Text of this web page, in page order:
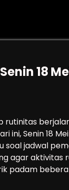
18
rutinitas
ini, Senin 18
soal jadwal
agar aktivitas
padam